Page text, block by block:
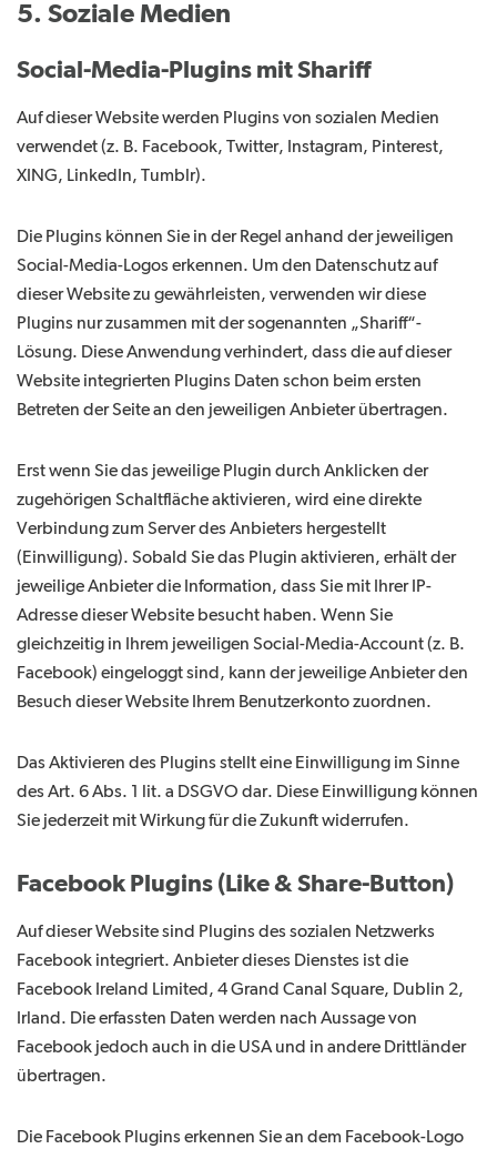
5. Soziale Medien
Social-Media-Plugins mit Shariff
Auf dieser Website werden Plugins von sozialen Medien
verwendet (z. B. Facebook, Twitter, Instagram, Pinterest,
XING, LinkedIn, Tumblr).
Die Plugins können Sie in der Regel anhand der jeweiligen
Social-Media-Logos erkennen. Um den Datenschutz auf
dieser Website zu gewährleisten, verwenden wir diese
Plugins nur zusammen mit der sogenannten „Shariff“-
Lösung. Diese Anwendung verhindert, dass die auf dieser
Website integrierten Plugins Daten schon beim ersten
Betreten der Seite an den jeweiligen Anbieter übertragen.
Erst wenn Sie das jeweilige Plugin durch Anklicken der
zugehörigen Schaltfläche aktivieren, wird eine direkte
Verbindung zum Server des Anbieters hergestellt
(Einwilligung). Sobald Sie das Plugin aktivieren, erhält der
jeweilige Anbieter die Information, dass Sie mit Ihrer IP-
Adresse dieser Website besucht haben. Wenn Sie
gleichzeitig in Ihrem jeweiligen Social-Media-Account (z. B.
Facebook) eingeloggt sind, kann der jeweilige Anbieter den
Besuch dieser Website Ihrem Benutzerkonto zuordnen.
Das Aktivieren des Plugins stellt eine Einwilligung im Sinne
des Art. 6 Abs. 1 lit. a DSGVO dar. Diese Einwilligung können
Sie jederzeit mit Wirkung für die Zukunft widerrufen.
Facebook Plugins (Like & Share-Button)
Auf dieser Website sind Plugins des sozialen Netzwerks
Facebook integriert. Anbieter dieses Dienstes ist die
Facebook Ireland Limited, 4 Grand Canal Square, Dublin 2,
Irland. Die erfassten Daten werden nach Aussage von
Facebook jedoch auch in die USA und in andere Drittländer
übertragen.
Die Facebook Plugins erkennen Sie an dem Facebook-Logo